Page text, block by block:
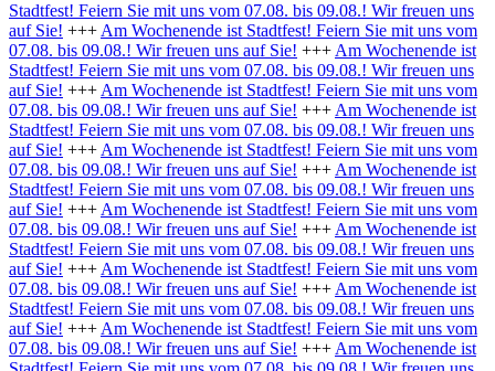
Stadtfest! Feiern Sie mit uns vom 07.08. bis 09.08.! Wir freuen uns
auf Sie! +++ Am Wochenende ist Stadtfest! Feiern Sie mit uns vom
07.08. bis 09.08.! Wir freuen uns auf Sie! +++ Am Wochenende ist
Stadtfest! Feiern Sie mit uns vom 07.08. bis 09.08.! Wir freuen uns
auf Sie! +++ Am Wochenende ist Stadtfest! Feiern Sie mit uns vom
07.08. bis 09.08.! Wir freuen uns auf Sie! +++ Am Wochenende ist
Stadtfest! Feiern Sie mit uns vom 07.08. bis 09.08.! Wir freuen uns
auf Sie! +++ Am Wochenende ist Stadtfest! Feiern Sie mit uns vom
07.08. bis 09.08.! Wir freuen uns auf Sie! +++ Am Wochenende ist
Stadtfest! Feiern Sie mit uns vom 07.08. bis 09.08.! Wir freuen uns
auf Sie! +++ Am Wochenende ist Stadtfest! Feiern Sie mit uns vom
07.08. bis 09.08.! Wir freuen uns auf Sie! +++ Am Wochenende ist
Stadtfest! Feiern Sie mit uns vom 07.08. bis 09.08.! Wir freuen uns
auf Sie! +++ Am Wochenende ist Stadtfest! Feiern Sie mit uns vom
07.08. bis 09.08.! Wir freuen uns auf Sie! +++ Am Wochenende ist
Stadtfest! Feiern Sie mit uns vom 07.08. bis 09.08.! Wir freuen uns
auf Sie! +++ Am Wochenende ist Stadtfest! Feiern Sie mit uns vom
07.08. bis 09.08.! Wir freuen uns auf Sie! +++ Am Wochenende ist